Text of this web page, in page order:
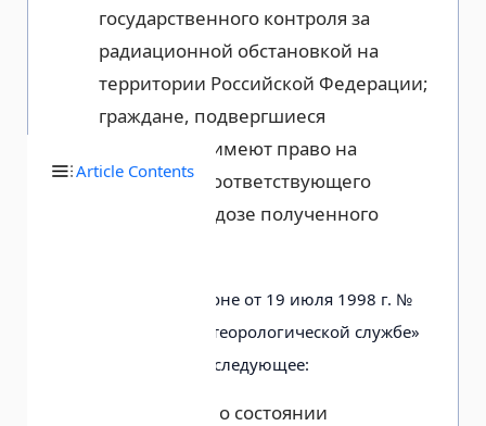
Article Contents
государственного контроля за
радиационной обстановкой на
территории Российской Федерации;
граждане, подвергшиеся
облучению, имеют право на
получение соответствующего
документа о дозе полученного
В Федеральном законе от 19 июля 1998 г. №
113-ФЗ «О гидрометеорологической службе»
предусматривается следующее:
информация о состоянии